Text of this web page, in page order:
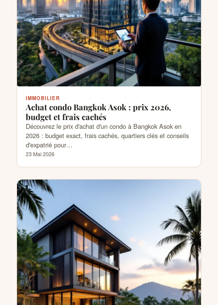
IMMOBILIER
Achat condo Bangkok Asok : prix 2026,
budget et frais cachés
Découvrez le prix d'achat d'un condo à Bangkok Asok en
2026 : budget exact, frais cachés, quartiers clés et conseils
d'expatrié pour…
23 Mai 2026